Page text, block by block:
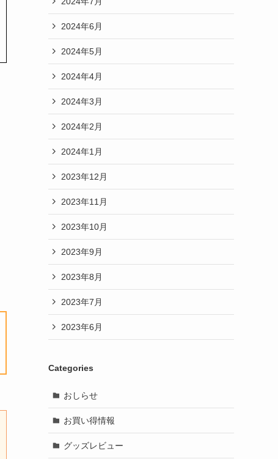
2024年6月
2024年5月
2024年4月
2024年3月
2024年2月
2024年1月
2023年12月
2023年11月
2023年10月
2023年9月
2023年8月
2023年7月
2023年6月
Categories
おしらせ
お買い得情報
グッズレビュー